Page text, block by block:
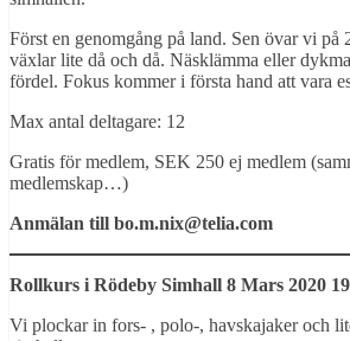
Först en genomgång på land. Sen övar vi på
växlar lite då och då. Näsklämma eller
fördel. Fokus kommer i första hand att vara
Max antal deltagare: 12
Gratis för medlem, SEK 250 ej medlem
medlemskap…)
Anmälan till bo.m.nix@telia.com
Rollkurs i Rödeby Simhall 8 Mars 2020
Vi plockar in fors- , polo-, havskajaker och